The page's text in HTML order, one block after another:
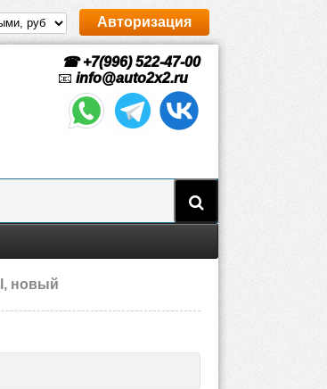
Авторизация
☎ +7(996) 522-47-00
📧 info@auto2x2.ru
новый